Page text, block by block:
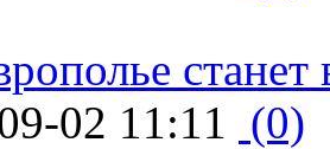
02 11:11 (0)